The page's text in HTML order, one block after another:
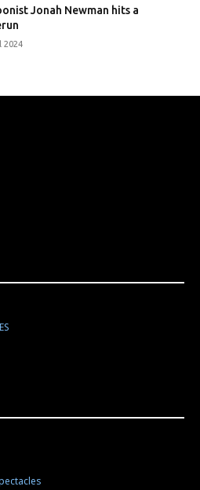
Jonah Newman hits a
2024